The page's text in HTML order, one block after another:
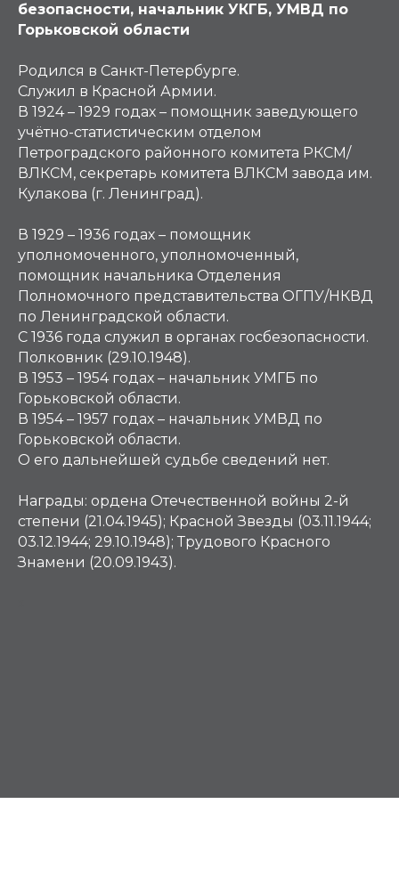
безопасности, начальник УКГБ, УМВД по
Горьковской области
Родился в Санкт-Петербурге.
Служил в Красной Армии.
В 1924 – 1929 годах – помощник заведующего
учётно-статистическим отделом
Петроградского районного комитета РКСМ/
ВЛКСМ, секретарь комитета ВЛКСМ завода им.
Кулакова (г. Ленинград).
В 1929 – 1936 годах – помощник
уполномоченного, уполномоченный,
помощник начальника Отделения
Полномочного представительства ОГПУ/НКВД
по Ленинградской области.
С 1936 года служил в органах госбезопасности.
Полковник (29.10.1948).
В 1953 – 1954 годах – начальник УМГБ по
Горьковской области.
В 1954 – 1957 годах – начальник УМВД по
Горьковской области.
О его дальнейшей судьбе сведений нет.
Награды: ордена Отечественной войны 2-й
степени (21.04.1945); Красной Звезды (03.11.1944;
03.12.1944; 29.10.1948); Трудового Красного
Знамени (20.09.1943).